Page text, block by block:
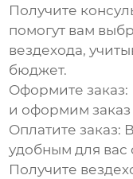
Получите
помогут вам
вездехода,
бюджет.
Оформите заказ:
и оформим
Оплатите заказ:
удобным для вас
Получите